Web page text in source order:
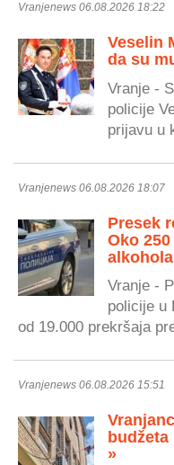
Vranjenews 06.08.2026 18:22
Veselin
da su
Vranje -
policije
prijavu u
Vranjenews 06.08.2026 18:07
Presek
Oko
Vranje -
policije u
od 19.000 prekršaja
Vranjenews 06.08.2026 15:51
»